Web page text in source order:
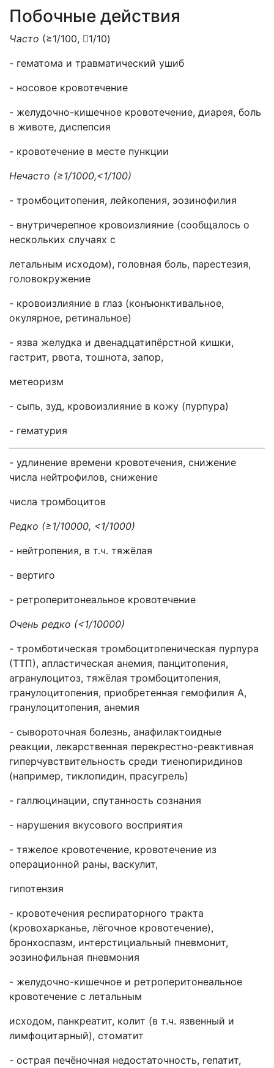
Побочные действия
Часто (≥1/100, 1/10)
- гематома и травматический ушиб
- носовое кровотечение
- желудочно-кишечное кровотечение, диарея, боль
в животе, диспепсия
- кровотечение в месте пункции
Нечасто (≥1/1000,<1/100)
- тромбоцитопения, лейкопения, эозинофилия
- внутричерепное кровоизлияние (сообщалось о
нескольких случаях с
летальным исходом), головная боль, парестезия,
головокружение
- кровоизлияние в глаз (конъюнктивальное,
окулярное, ретинальное)
- язва желудка и двенадцатипёрстной кишки,
гастрит, рвота, тошнота, запор,
метеоризм
- сыпь, зуд, кровоизлияние в кожу (пурпура)
- гематурия
- удлинение времени кровотечения, снижение
числа нейтрофилов, снижение
числа тромбоцитов
Редко (≥1/10000, <1/1000)
- нейтропения, в т.ч. тяжёлая
- вертиго
- ретроперитонеальное кровотечение
Очень редко (<1/10000)
- тромботическая тромбоцитопеническая пурпура
(ТТП), апластическая анемия, панцитопения,
агранулоцитоз, тяжёлая тромбоцитопения,
гранулоцитопения, приобретенная гемофилия А,
гранулоцитопения, анемия
- сывороточная болезнь, анафилактоидные
реакции, лекарственная перекрестно-реактивная
гиперчувствительность среди тиенопиридинов
(например, тиклопидин, прасугрель)
- галлюцинации, спутанность сознания
- нарушения вкусового восприятия
- тяжелое кровотечение, кровотечение из
операционной раны, васкулит,
гипотензия
- кровотечения респираторного тракта
(кровохарканье, лёгочное кровотечение),
бронхоспазм, интерстициальный пневмонит,
эозинофильная пневмония
- желудочно-кишечное и ретроперитонеальное
кровотечение с летальным
исходом, панкреатит, колит (в т.ч. язвенный и
лимфоцитарный), стоматит
- острая печёночная недостаточность, гепатит,